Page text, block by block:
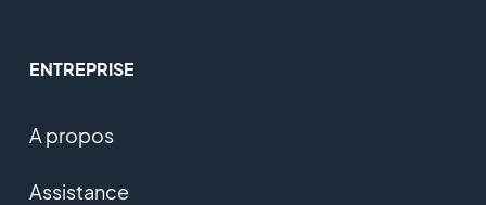
ENTREPRISE
A propos
Assistance